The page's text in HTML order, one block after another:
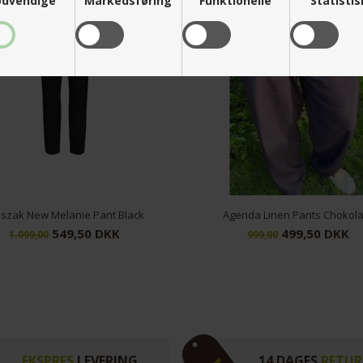
Linen Pants Chokolate
999,00499,50 DKK 999,00 DKK